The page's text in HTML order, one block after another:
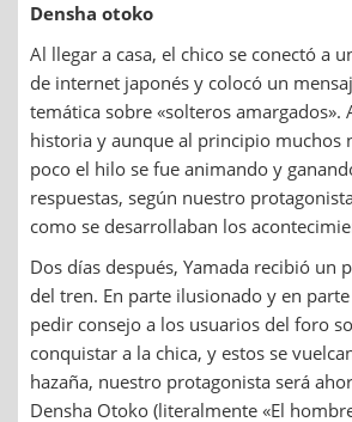
Densha otoko
Al llegar a casa, el chico se conectó a
de internet japonés y colocó un
temática sobre «solteros amargados».
historia y aunque al principio muchos
poco el hilo se fue animando y
respuestas, según nuestro
como se desarrollaban los
Dos días después, Yamada recibió un
del tren. En parte ilusionado y en
pedir consejo a los usuarios del foro
conquistar a la chica, y estos se
hazaña, nuestro protagonista será
Densha Otoko (literalmente «El